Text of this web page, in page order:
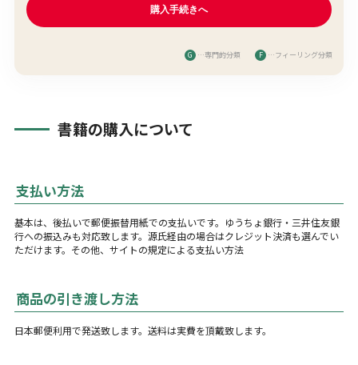
G …専門的分類 F …フィーリング分類
書籍の購入について
支払い方法
基本は、後払いで郵便振替用紙での支払いです。ゆうちょ銀行・三井住友銀
行への振込みも対応致します。源氏経由の場合はクレジット決済も選んでい
ただけます。その他、サイトの規定による支払い方法
商品の引き渡し方法
日本郵便利用で発送致します。送料は実費を頂戴致します。